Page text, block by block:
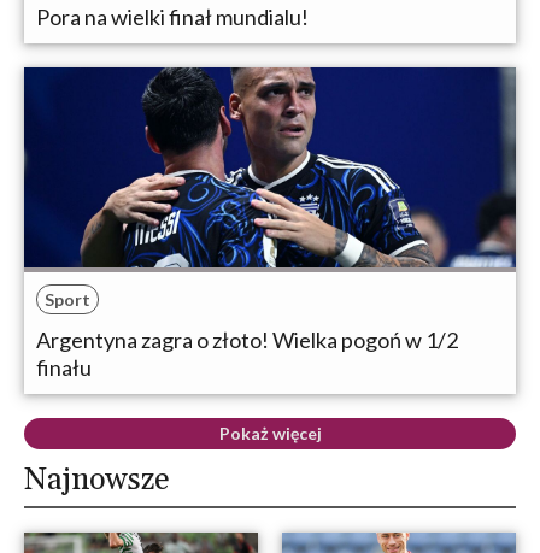
Pora na wielki finał mundialu!
Sport
Argentyna zagra o złoto! Wielka pogoń w 1/2
finału
Pokaż więcej
Najnowsze